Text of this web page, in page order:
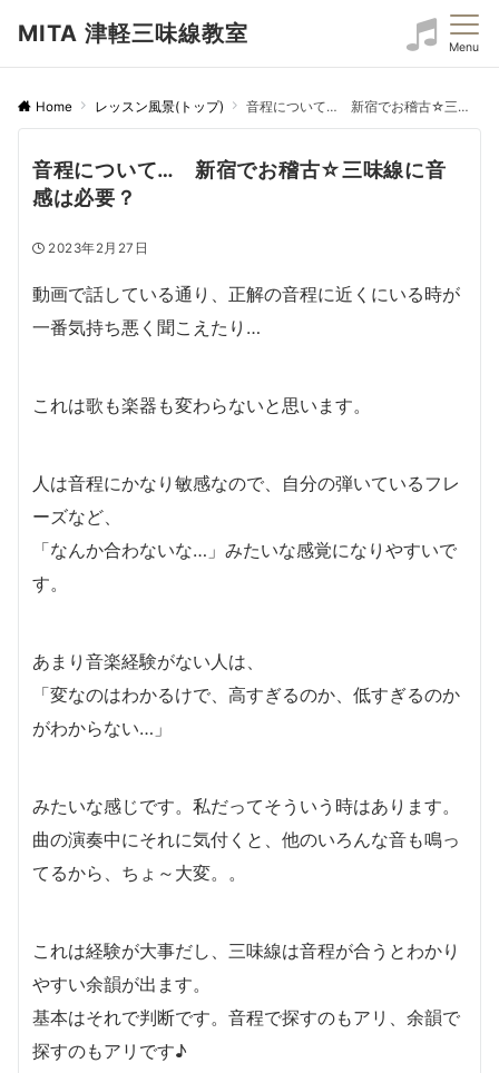
MITA 津軽三味線教室 Menu
Home レッスン風景(トップ) 音程について… 新宿でお稽古☆三味線に音感は必要？
音程について… 新宿でお稽古☆三味線に音
感は必要？
2023年2月27日
動画で話している通り、正解の音程に近くにいる時が
一番気持ち悪く聞こえたり…
これは歌も楽器も変わらないと思います。
人は音程にかなり敏感なので、自分の弾いているフレ
ーズなど、
「なんか合わないな…」みたいな感覚になりやすいで
す。
あまり音楽経験がない人は、
「変なのはわかるけで、高すぎるのか、低すぎるのか
がわからない…」
みたいな感じです。私だってそういう時はあります。
曲の演奏中にそれに気付くと、他のいろんな音も鳴っ
てるから、ちょ～大変。。
これは経験が大事だし、三味線は音程が合うとわかり
やすい余韻が出ます。
基本はそれで判断です。音程で探すのもアリ、余韻で
探すのもアリです♪